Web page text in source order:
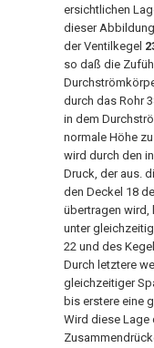
ersichtlichen
dieser
der Ventilkegel
so daß die
durch das Rohr
in dem
normale Höhe
wird durch den
Druck, der aus.
den Deckel 18
übertragen wird,
unter
22 und des
Durch letztere
gleichzeitiger
bis erstere eine
Wird diese Lage